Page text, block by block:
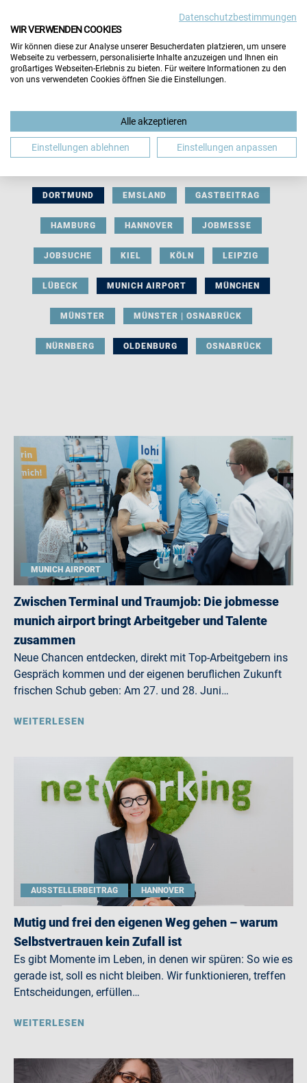
BERUFLICHE ORIENTIERUNG BEWERBUNG
DORTMUND EMSLAND GASTBEITRAG
HAMBURG HANNOVER JOBMESSE
JOBSUCHE KIEL KÖLN LEIPZIG
LÜBECK MUNICH AIRPORT MÜNCHEN
MÜNSTER MÜNSTER | OSNABRÜCK
NÜRNBERG OLDENBURG OSNABRÜCK
MUNICH AIRPORT
Zwischen Terminal und Traumjob: Die jobmesse
munich airport bringt Arbeitgeber und Talente
zusammen
Neue Chancen entdecken, direkt mit Top-Arbeitgebern ins
Gespräch kommen und der eigenen beruflichen Zukunft
frischen Schub geben: Am 27. und 28. Juni…
WEITERLESEN
AUSSTELLERBEITRAG HANNOVER
Mutig und frei den eigenen Weg gehen – warum
Selbstvertrauen kein Zufall ist
Es gibt Momente im Leben, in denen wir spüren: So wie es
gerade ist, soll es nicht bleiben. Wir funktionieren, treffen
Entscheidungen, erfüllen…
WEITERLESEN
Datenschutzbestimmungen
WIR VERWENDEN COOKIES
Wir können diese zur Analyse unserer Besucherdaten platzieren, um unsere
Webseite zu verbessern, personalisierte Inhalte anzuzeigen und Ihnen ein
großartiges Webseiten-Erlebnis zu bieten. Für weitere Informationen zu den
von uns verwendeten Cookies öffnen Sie die Einstellungen.
Alle akzeptieren
Einstellungen ablehnen Einstellungen anpassen